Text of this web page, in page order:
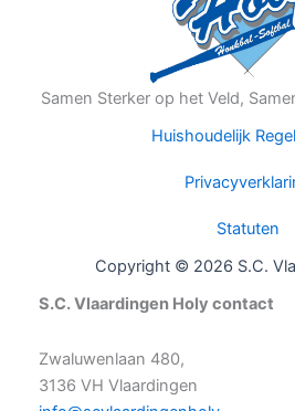
Samen Sterker op het Veld,
Huishoudelijk
Statuten
Copyright © 2026 S.C.
S.C. Vlaardingen Holy contact
Zwaluwenlaan 480,
3136 VH Vlaardingen